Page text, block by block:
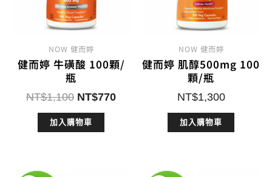
NOW 健而婷
健而婷 牛磺酸 100顆/
瓶
NT$1,100 原
始
價
NT$770目
加入購物車
NOW 健而婷
健而婷 肌醇500mg 100
顆/瓶
NT$1,300
加入購物車